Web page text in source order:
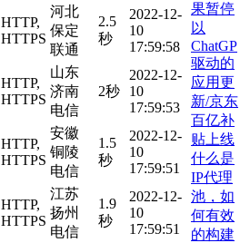
HTTP,
HTTPS
河北
保定
联通
2.5
秒
2022-12-
10
17:59:58
HTTP,
HTTPS
山东
济南
电信
2秒
2022-12-
10
17:59:53
HTTP,
HTTPS
安徽
铜陵
电信
1.5
秒
2022-12-
10
17:59:51
HTTP,
HTTPS
江苏
扬州
电信
1.9
秒
2022-12-
10
17:59:51
果暂停
以
ChatGP
驱动的
应用更
新/京东
百亿补
贴上线
什么是
IP代理
池，如
何有效
的构建